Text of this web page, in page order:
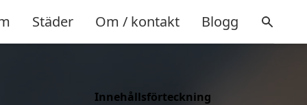
Städer Om / kontakt Blogg
Innehållsförteckning